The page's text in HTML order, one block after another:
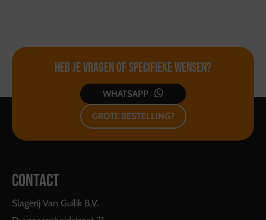
Heb je vragen ofspecifieke wensen?
WHATSAPP
GROTE BESTELLING?
CONTACT
Slagerij Van Guilik B.V.